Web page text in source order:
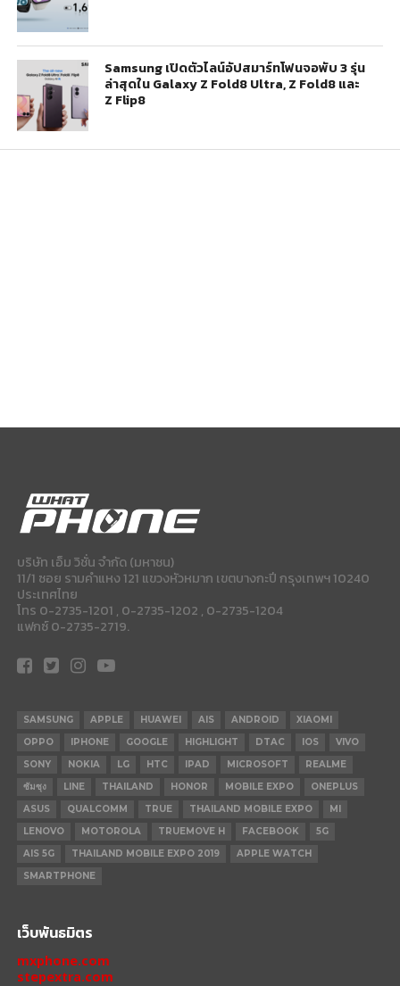
Samsung เปิดตัวไลน์อัปสมาร์ทโฟนจอพับ 3 รุ่น
ล่าสุดใน Galaxy Z Fold8 Ultra, Z Fold8 และ
Z Flip8
บริษัท เอ็ม วิชั่น จำกัด (มหาชน)
11/1 ซอย รามคำแหง 121 แขวงหัวหมาก เขตบางกะปี กรุงเทพฯ 10240
ประเทศไทย
โทร 0-2735-1201 , 0-2735-1202 , 0-2735-1204
แฟกซ์ 0-2735-2719.
SAMSUNG APPLE HUAWEI AIS ANDROID
XIAOMI
OPPO
IPHONE GOOGLE HIGHLIGHT DTAC IOS
VIVO
SONY
NOKIA LG HTC IPAD MICROSOFT
REALME
ซัมซุง
LINE THAILAND HONOR MOBILE EXPO
ONEPLUS
ASUS
QUALCOMM TRUE THAILAND MOBILE EXPO
MI
LENOVO
MOTOROLA TRUEMOVE H FACEBOOK
5G
AIS 5G
THAILAND MOBILE EXPO 2019
APPLE WATCH
SMARTPHONE
เว็บพันธมิตร
mxphone.com
stepextra.com